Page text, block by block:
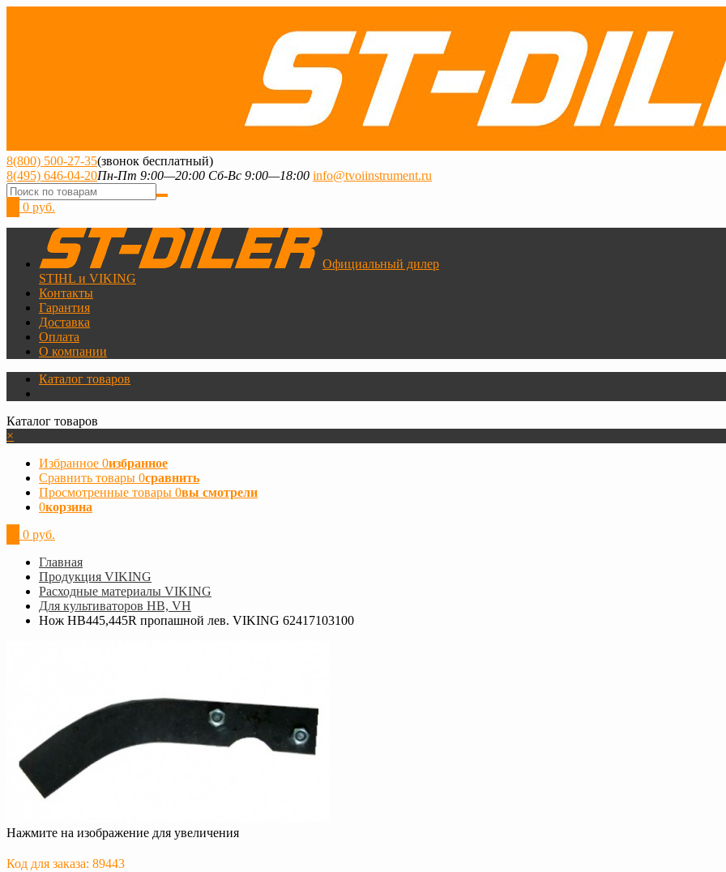
8(800) 500-27-35(звонок бесплатный)
8(495) 646-04-20Пн-Пт 9:00—20:00 Сб-Вс 9:00—18:00 info@tvoiinstrument.ru
0 руб.
Официальный дилер
STIHL и VIKING
Контакты
Гарантия
Доставка
Оплата
О компании
Каталог товаров
Каталог товаров
×
Избранное 0избранное
Сравнить товары 0сравнить
Просмотренные товары 0вы смотрели
0корзина
0 руб.
Главная
Продукция VIKING
Расходные материалы VIKING
Для культиваторов HB, VH
Нож HB445,445R пропашной лев. VIKING 62417103100
Нажмите на изображение для увеличения
Код для заказа: 89443